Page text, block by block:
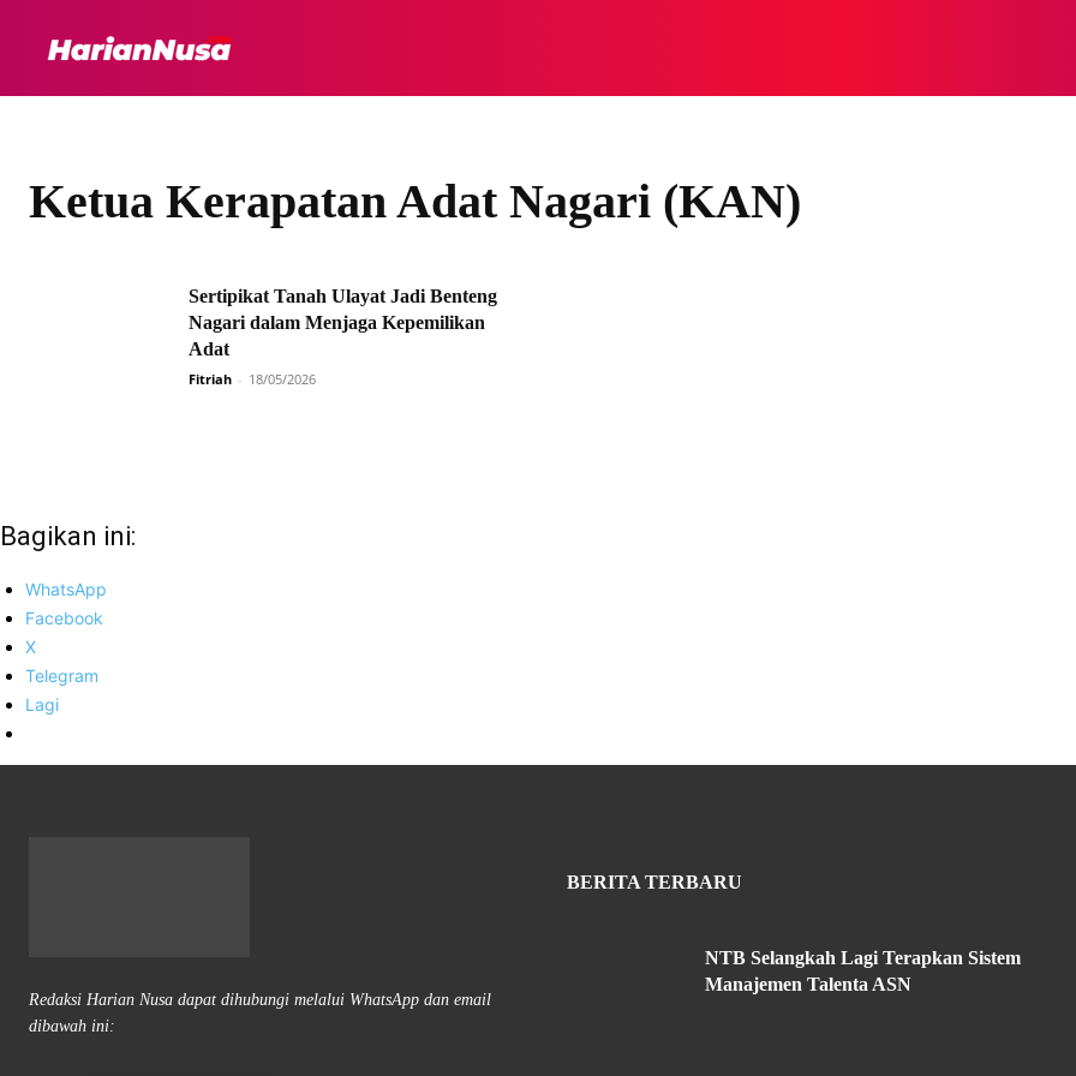
Ketua Kerapatan Adat Nagari (KAN)
Sertipikat Tanah Ulayat Jadi Benteng
Nagari dalam Menjaga Kepemilikan
Adat
Fitriah - 18/05/2026
Bagikan ini:
WhatsApp
Facebook
X
Telegram
Lagi
Redaksi Harian Nusa dapat dihubungi melalui WhatsApp dan email
dibawah ini:
BERITA TERBARU
NTB Selangkah Lagi Terapkan Sistem
Manajemen Talenta ASN